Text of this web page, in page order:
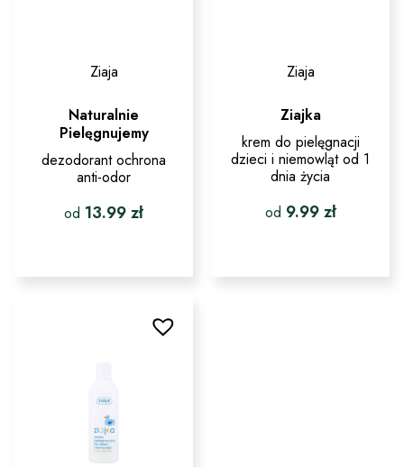
Ziaja
Naturalnie
Pielęgnujemy
dezodorant ochrona
anti-odor
od 13.99zł
ma
stronie
produktu
Ziaja
Ziajka
krem do pielęgnacji
dzieci i niemowląt od 1
dnia życia
od 9.99zł
ma